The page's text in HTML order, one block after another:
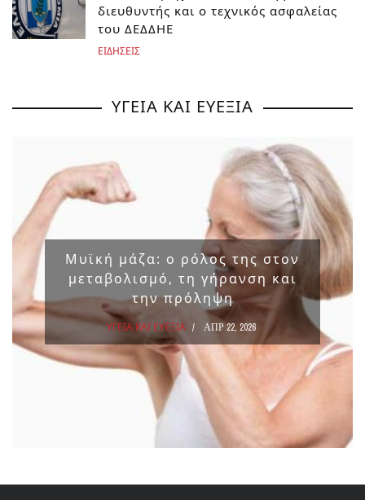
διευθυντής και ο τεχνικός ασφαλείας
του ΔΕΔΔΗΕ
ΕΙΔΗΣΕΙΣ
ΥΓΕΙΑ ΚΑΙ ΕΥΕΞΙΑ
Μυϊκή μάζα: ο ρόλος της στον
μεταβολισμό, τη γήρανση και
την πρόληψη
ΥΓΕΙΑ ΚΑΙ ΕΥΕΞΙΑ ΑΠΡ 22, 2026